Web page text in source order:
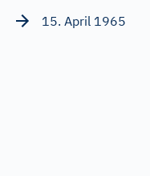
15. April 1965